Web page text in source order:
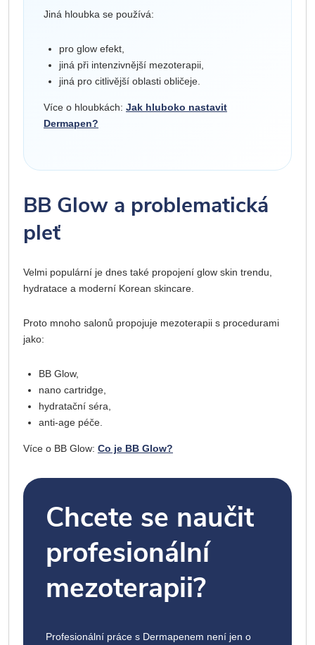
Jiná hloubka se používá:
pro glow efekt,
jiná při intenzivnější mezoterapii,
jiná pro citlivější oblasti obličeje.
Více o hloubkách: Jak hluboko nastavit
Dermapen?
BB Glow a problematická
pleť
Velmi populární je dnes také propojení glow skin trendu,
hydratace a moderní Korean skincare.
Proto mnoho salonů propojuje mezoterapii s procedurami
jako:
BB Glow,
nano cartridge,
hydratační séra,
anti-age péče.
Více o BB Glow: Co je BB Glow?
Chcete se naučit
profesionální
mezoterapii?
Profesionální práce s Dermapenem není jen o